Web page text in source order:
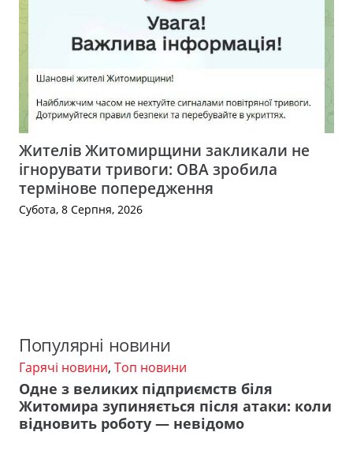
Жителів Житомирщини закликали не
ігнорувати тривоги: ОВА зробила
термінове попередження
Субота, 8 Серпня, 2026
Популярні новини
Гарячі новини, Топ новини
Одне з великих підприємств біля
Житомира зупиняється після атаки: коли
відновить роботу — невідомо